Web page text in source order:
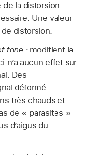
de la distorsion
Une valeur
distorsion.
tone :modifient la
n’a aucun effet sur
Des
déformé
très chauds et
de « parasites »
d’aigus du